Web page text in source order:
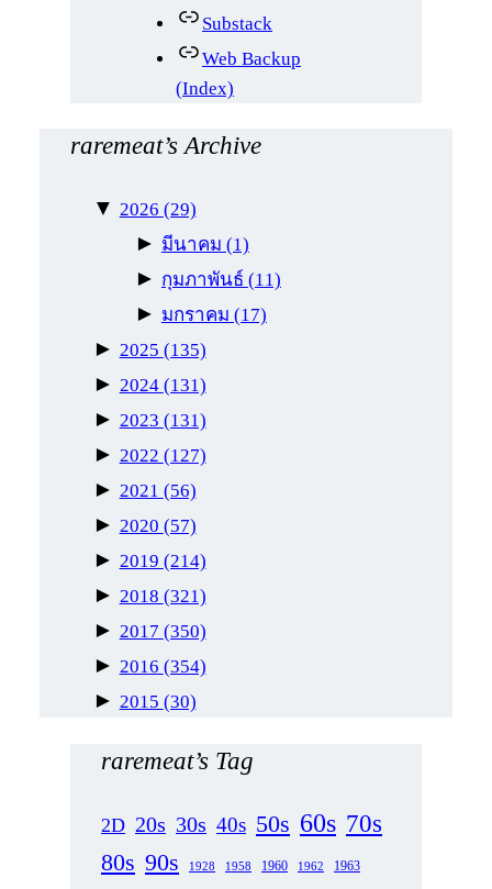
Substack
Web Backup
(Index)
raremeat’s Archive
▼ 2026 (29)
► มีนาคม (1)
► กุมภาพันธ์ (11)
► มกราคม (17)
► 2025 (135)
► 2024 (131)
► 2023 (131)
► 2022 (127)
► 2021 (56)
► 2020 (57)
► 2019 (214)
► 2018 (321)
► 2017 (350)
► 2016 (354)
► 2015 (30)
raremeat’s Tag
2D 20s 30s 40s 50s 60s 70s
80s 90s 1928 1958 1960 1962 1963